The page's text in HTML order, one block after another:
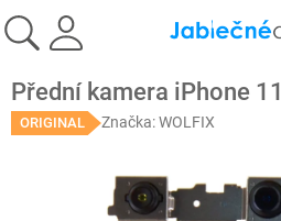
na
obsah
Přední kamera iPhone 11
ORIGINAL Značka:WOLFIX